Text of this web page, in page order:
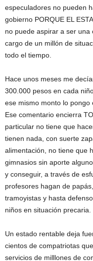
especuladores no pueden
gobierno PORQUE EL
no puede aspirar a ser
cargo de un millón de
todo el tiempo.
Hace unos meses me
300.000 pesos en cada
ese mismo monto lo pongo
Ese comentario encierra
particular no tiene que
tienen nada, con suerte
alimentación, no tiene que
gimnasios sin aporte
y conseguir, a través de
profesores hagan de
tramoyistas y hasta
niños en situación precaria.
Un estado rentable deja
cientos de compatriotas
servicios de milllones de